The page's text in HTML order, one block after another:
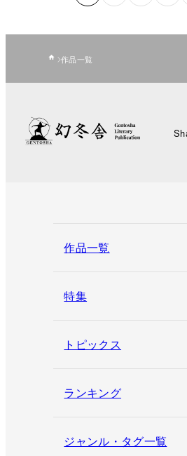
作品一覧
作品一覧
特集
トピックス
ランキング
ジャンル・タグ一覧